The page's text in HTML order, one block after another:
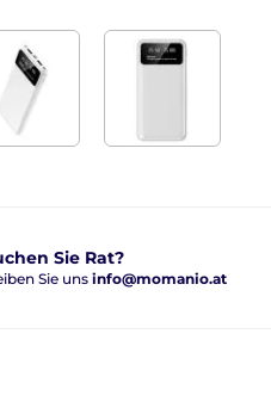
Sie Rat?
Sie uns info@momanio.at